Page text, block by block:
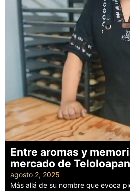
Entre aromas y
mercado de Teloloapan
agosto 2, 2025
Más allá de su nombre que evoca